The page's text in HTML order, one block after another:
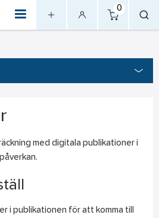
0
med digitala publikationer i
i publikationen för att komma till